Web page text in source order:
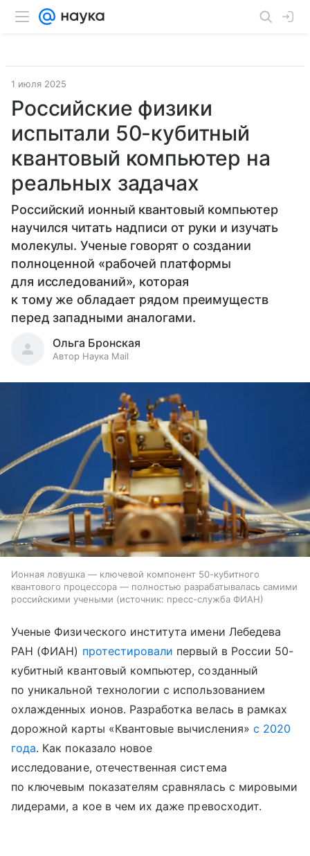
1 июля 2025
Российские физики
испытали 50-кубитный
квантовый компьютер на
реальных задачах
Российский ионный квантовый компьютер
научился читать надписи от руки и изучать
молекулы. Ученые говорят о создании
полноценной «рабочей платформы
для исследований», которая
к тому же обладает рядом преимуществ
перед западными аналогами.
Ольга Бронская
Автор Наука Mail
Ионная ловушка — ключевой компонент 50-кубитного
квантового процессора — полностью разрабатывалась самими
российскими учеными
источник: пресс-служба ФИАН
Ученые Физического института имени Лебедева
РАН (ФИАН) протестировали первый в России 50-
кубитный квантовый компьютер, созданный
по уникальной технологии с использованием
охлажденных ионов. Разработка велась в рамках
дорожной карты «Квантовые вычисления» с 2020
года. Как показало новое
исследование, отечественная система
по ключевым показателям сравнялась с мировыми
лидерами, а кое в чем их даже превосходит.